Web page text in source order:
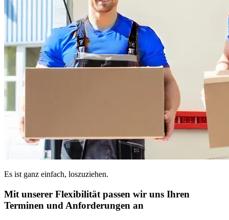
Es ist ganz einfach, loszuziehen.
Mit unserer Flexibilität passen wir uns Ihren
Terminen und Anforderungen an